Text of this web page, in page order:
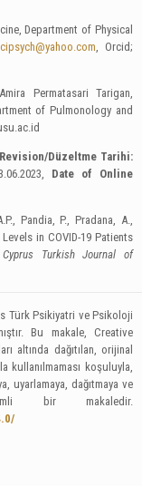
Department of Physical
, Orcid;
Permatasari Tarigan,
of Pulmonology and
Düzeltme Tarihi:
Date of Online
Pandia, P., Pradana, A.,
in COVID-19 Patients
Cyprus Turkish Journal of
Türk Psikiyatri ve Psikoloji
Bu makale, Creative
altında dağıtılan, orijinal
kullanılmaması koşuluyla,
uyarlamaya, dağıtmaya ve
bir makaledir.